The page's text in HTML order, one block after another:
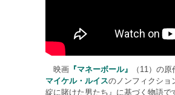
映画 『マネーボール』
（11）の
マイケル・ルイスのノンフィクショ
綻に賭けた男たち』に基づく物語